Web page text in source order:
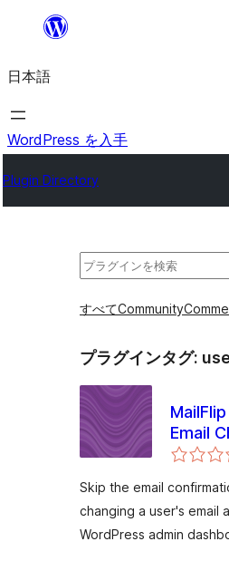
を
ス
キ
プ
日本語
WordPress を入手
Plugin Directory
検
すべてCommunity
プラグインタグ:
Email
Skip the email
changing a user's email
WordPress admin